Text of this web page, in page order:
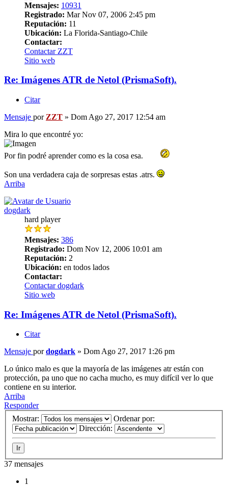
Mensajes: 10931
Registrado: Mar Nov 07, 2006 2:45 pm
Reputación: 11
Ubicación: La Florida-Santiago-Chile
Contactar:
Contactar ZZT
Sitio web
Re: Imágenes ATR de Netol (PrismaSoft).
Citar
Mensaje por ZZT » Dom Ago 27, 2017 12:54 am
Mira lo que encontré yo:
Por fin podré aprender como es la cosa esa.
Son una verdadera caja de sorpresas estas .atrs.
Arriba
dogdark
hard player
Mensajes: 386
Registrado: Dom Nov 12, 2006 10:01 am
Reputación: 2
Ubicación: en todos lados
Contactar:
Contactar dogdark
Sitio web
Re: Imágenes ATR de Netol (PrismaSoft).
Citar
Mensaje pordogdark » Dom Ago 27, 2017 1:26 pm
Lo único malo es que la mayoría de las imágenes atr están con
protección, pa uno que no cacha mucho, es muy difícil ver lo que
contiene en su interior.
Arriba
Responder
Mostrar:
Ordenar por:
Dirección:
37 mensajes
1